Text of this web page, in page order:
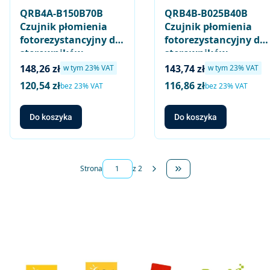
QRB4A-B150B70B
Czujnik płomienia
fotorezystancyjny do
sterowników
palników olejowych
małej mocy,
normalna czułość
(czarny), długość
kabla 150cm / 70mm,
wtykany
Cena brutto
148,26 zł w tym %s VAT
w tym23%VAT
Cena netto
120,54 złbez 23% VAT
Do koszyka
QRB4B-B025B40B
Czujnik płomienia
fotorezystancyjny do
sterowników
palników olejowych
małej mocy, wysoka
czułość (czerwony),
długość kabla 25cm /
40mm, wtykany
Cena brutto
143,74 zł w tym %s VAT
w tym23%VAT
Cena netto
116,86 złbez 23% VAT
Do koszyka
Strona z 2
Przejdź do ostatniej